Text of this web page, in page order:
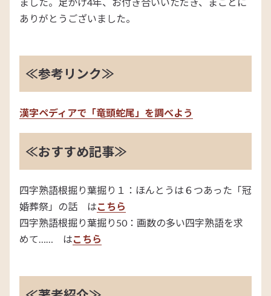
ありがとうございました。
≪参考リンク≫
漢字ペディアで「竜頭蛇尾」を調べよう
≪おすすめ記事≫
四字熟語根掘り葉掘り１：ほんとうは６つあった「冠
婚葬祭」の話 はこちら
四字熟語根掘り葉掘り50：画数の多い四字熟語を求
めて…… はこちら